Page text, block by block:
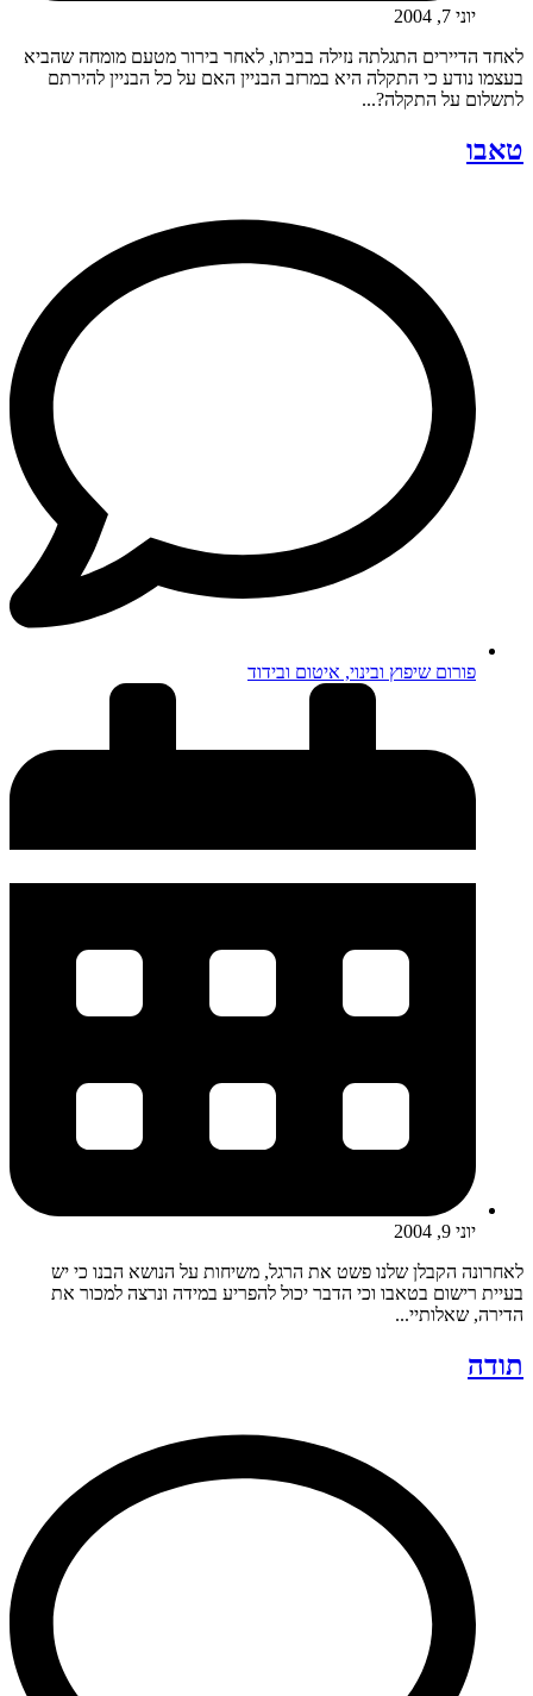
יוני 7, 2004
לאחד הדיירים התגלתה נזילה בביתו, לאחר בירור מטעם מומחה שהביא
בעצמו נודע כי התקלה היא במרזב הבניין האם על כל הבניין להירתם
לתשלום על התקלה?...
טאבו
פורום שיפוץ ובינוי, איטום ובידוד
יוני 9, 2004
לאחרונה הקבלן שלנו פשט את הרגל, משיחות על הנושא הבנו כי יש
בעיית רישום בטאבו וכי הדבר יכול להפריע במידה ונרצה למכור את
הדירה, שאלותיי...
תודה